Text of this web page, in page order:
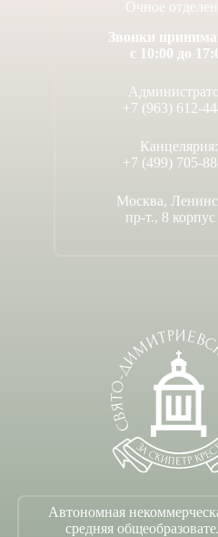
Очное
Звонки
с 10:00 до
+7 (963) 612-
Канцелярия:
+7 (499) 705-
Москва,
пр-т., 8 корпус
Автономная
средняя